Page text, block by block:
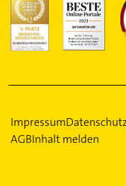
Impressum
AGBInhalt melden